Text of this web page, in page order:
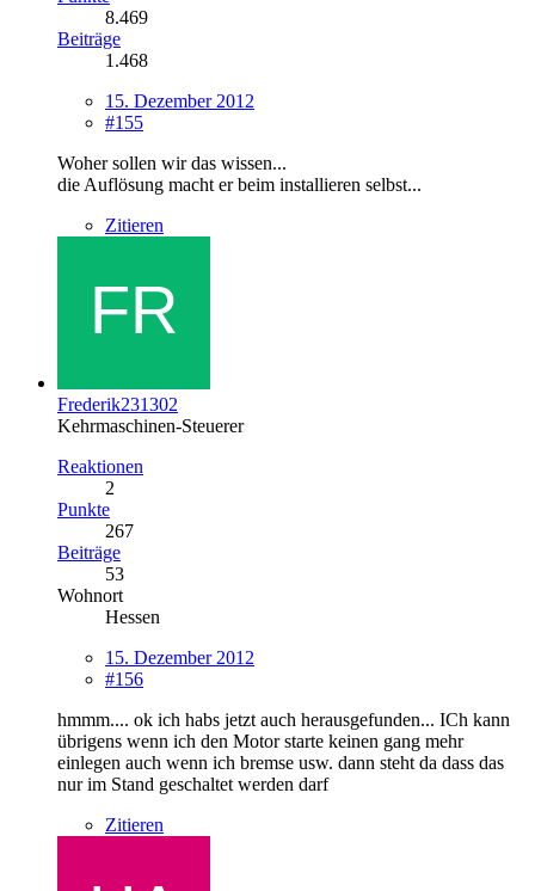
8.469
Beiträge
1.468
15. Dezember 2012
#155
Woher sollen wir das wissen...
die Auflösung macht er beim installieren selbst...
Zitieren
Frederik231302
Kehrmaschinen-Steuerer
Reaktionen
2
Punkte
267
Beiträge
53
Wohnort
Hessen
15. Dezember 2012
#156
hmmm.... ok ich habs jetzt auch herausgefunden... ICh kann
übrigens wenn ich den Motor starte keinen gang mehr
einlegen auch wenn ich bremse usw. dann steht da dass das
nur im Stand geschaltet werden darf
Zitieren